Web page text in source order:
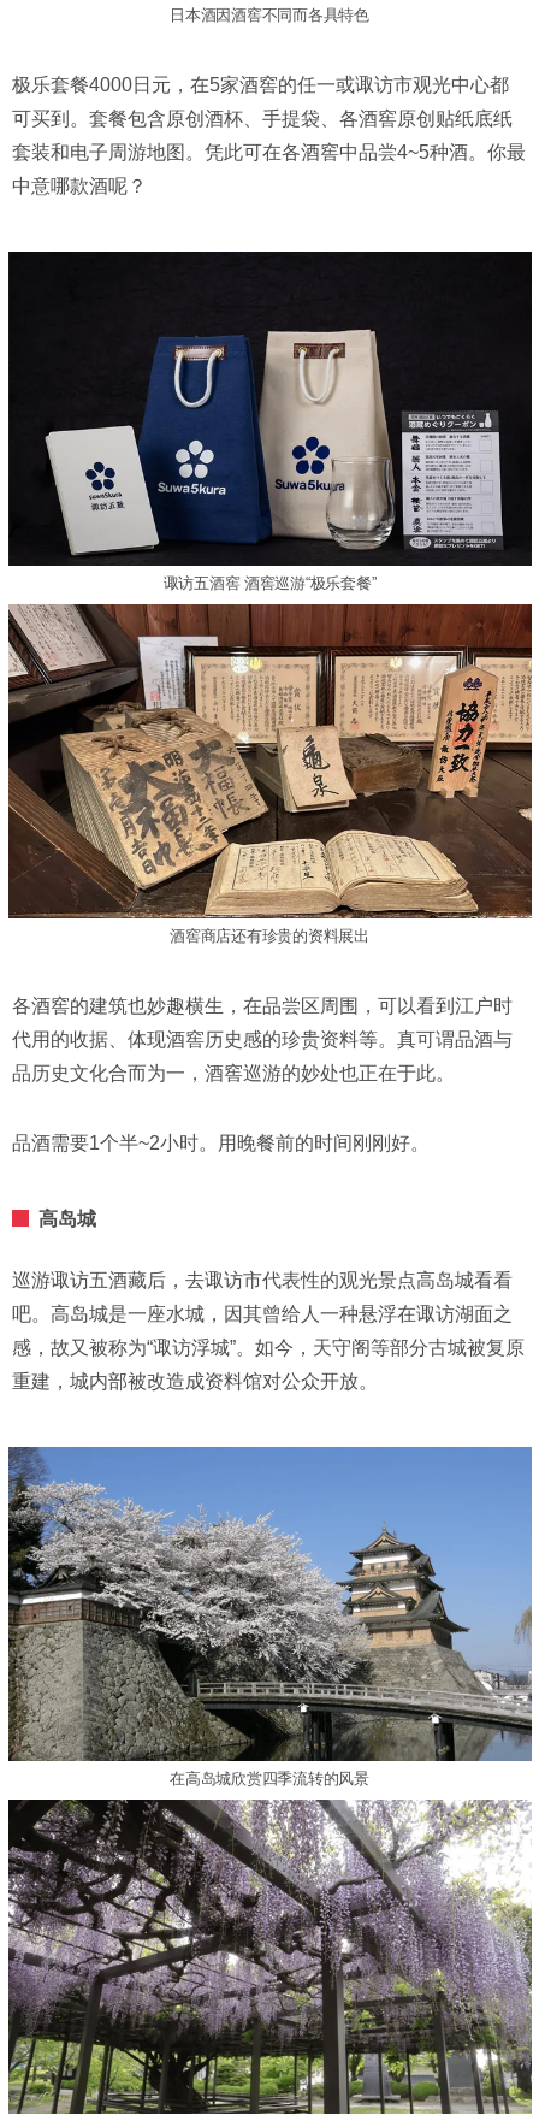
日本酒因酒窖不同而各具特色
极乐套餐4000日元，在5家酒窖的任一或诹访市观光中心都
可买到。套餐包含原创酒杯、手提袋、各酒窖原创贴纸底纸
套装和电子周游地图。凭此可在各酒窖中品尝4~5种酒。你最
中意哪款酒呢？
诹访五酒窖 酒窖巡游“极乐套餐”
酒窖商店还有珍贵的资料展出
各酒窖的建筑也妙趣横生，在品尝区周围，可以看到江户时
代用的收据、体现酒窖历史感的珍贵资料等。真可谓品酒与
品历史文化合而为一，酒窖巡游的妙处也正在于此。
品酒需要1个半~2小时。用晚餐前的时间刚刚好。
高岛城
巡游诹访五酒藏后，去诹访市代表性的观光景点高岛城看看
吧。高岛城是一座水城，因其曾给人一种悬浮在诹访湖面之
感，故又被称为“诹访浮城”。如今，天守阁等部分古城被复原
重建，城内部被改造成资料馆对公众开放。
在高岛城欣赏四季流转的风景